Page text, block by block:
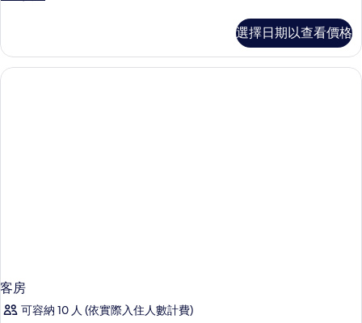
片
公
寓
的
選擇日期以查看價格
客房
可容納 10 人 (依實際入住人數計費)